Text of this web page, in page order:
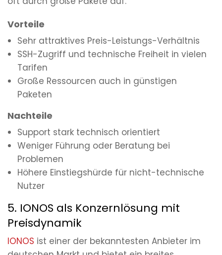
Vorteile
Sehr attraktives Preis-Leistungs-Verhältnis
SSH-Zugriff und technische Freiheit in vielen
Tarifen
Große Ressourcen auch in günstigen
Paketen
Nachteile
Support stark technisch orientiert
Weniger Führung oder Beratung bei
Problemen
Höhere Einstiegshürde für nicht-technische
Nutzer
5. IONOS als Konzernlösung mit
Preisdynamik
IONOS ist einer der bekanntesten Anbieter im